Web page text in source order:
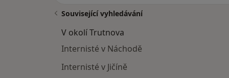
Související vyhledávání
V okolí Trutnova
Internisté v Náchodě
Internisté v Jičíně